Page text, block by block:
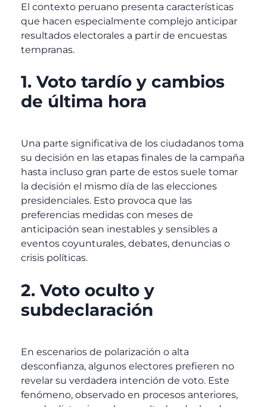
El contexto peruano presenta características
que hacen especialmente complejo anticipar
resultados electorales a partir de encuestas
tempranas.
1. Voto tardío y cambios
de última hora
Una parte significativa de los ciudadanos toma
su decisión en las etapas finales de la campaña
hasta incluso gran parte de estos suele tomar
la decisión el mismo día de las elecciones
presidenciales. Esto provoca que las
preferencias medidas con meses de
anticipación sean inestables y sensibles a
eventos coyunturales, debates, denuncias o
crisis políticas.
2. Voto oculto y
subdeclaración
En escenarios de polarización o alta
desconfianza, algunos electores prefieren no
revelar su verdadera intención de voto. Este
fenómeno, observado en procesos anteriores,